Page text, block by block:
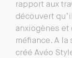
rapport aux
découvert
anxiogènes et
méfiance. A
créé Avéo